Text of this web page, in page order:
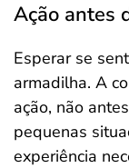
Ação antes
Esperar se
armadilha. A
ação, não
pequenas
experiência